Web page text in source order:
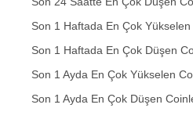
Son 1 Haftada En Çok
Son 1 Haftada En Çok Düşen
Son 1 Ayda En Çok Yükselen
Son 1 Ayda En Çok Düşen